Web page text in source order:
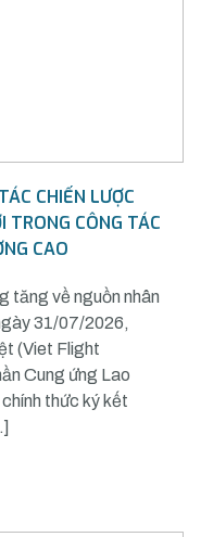
CHIẾN LƯỢC
TRONG CÔNG TÁC
CAO
tăng về nguồn nhân
31/07/2026,
(Viet Flight
Cung ứng Lao
thức ký kết